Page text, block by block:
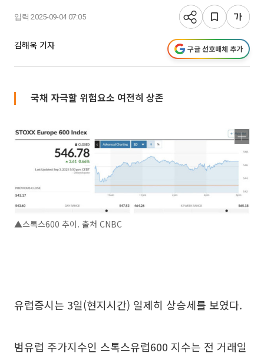
입력 2025-09-04 07:05
김해욱 기자 구글 선호매체 추가
국채 자극할 위험요소 여전히 상존
▲스톡스600 추이. 출처 CNBC
유럽증시는 3일(현지시간) 일제히 상승세를 보였다.
범유럽 주가지수인 스톡스유럽600 지수는 전 거래일